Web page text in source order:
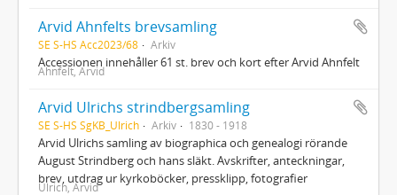
Arvid Ahnfelts brevsamling
SE S-HS Acc2023/68 Arkiv
Accessionen innehåller 61 st. brev och kort efter Arvid Ahnfelt
Ahnfelt, Arvid
Arvid Ulrichs strindbergsamling
SE S-HS SgKB_Ulrich Arkiv 1830 - 1918
Arvid Ulrichs samling av biographica och genealogi rörande
August Strindberg och hans släkt. Avskrifter, anteckningar,
brev, utdrag ur kyrkoböcker, pressklipp, fotografier
Ulrich, Arvid